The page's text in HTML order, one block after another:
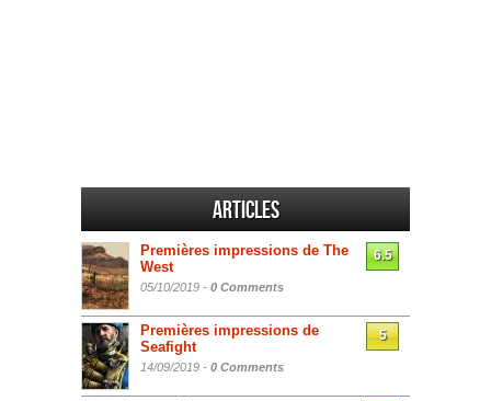
Articles
Premières impressions de The
West
05/10/2019 - 0 Comments
6.5
Premières impressions de
Seafight
14/09/2019 - 0 Comments
5